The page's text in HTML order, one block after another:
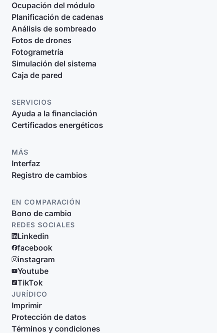
Ocupación del módulo
Planificación de cadenas
Análisis de sombreado
Fotos de drones
Fotogrametría
Simulación del sistema
Caja de pared
SERVICIOS
Ayuda a la financiación
Certificados energéticos
MÁS
Interfaz
Registro de cambios
EN COMPARACIÓN
Bono de cambio
REDES SOCIALES
Linkedin
facebook
instagram
Youtube
TikTok
JURÍDICO
Imprimir
Protección de datos
Términos y condiciones